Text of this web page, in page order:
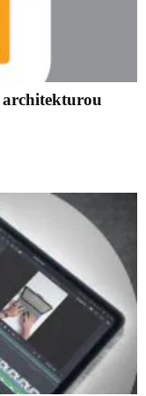
architekturou